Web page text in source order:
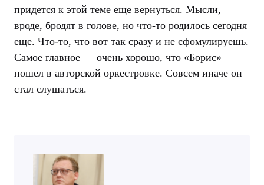
придется к этой теме еще вернуться. Мысли,
вроде, бродят в голове, но что-то родилось сегодня
еще. Что-то, что вот так сразу и не сфомулируешь.
Самое главное — очень хорошо, что «Борис»
пошел в авторской оркестровке. Совсем иначе он
стал слушаться.